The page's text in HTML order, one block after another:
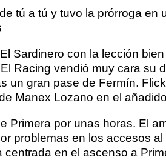
tú a tú y tuvo la prórroga
Sardinero con la lección
Racing vendió muy cara
un gran pase de Fermín.
Manex Lozano en el
Primera por unas horas. El
problemas en los accesos
en el ascenso a